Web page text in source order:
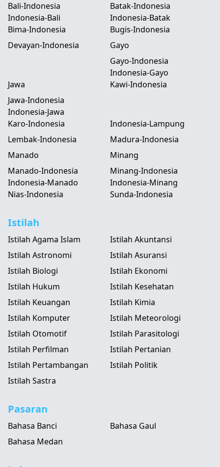
Bali-Indonesia
Indonesia-Bali
Batak-Indonesia
Indonesia-Batak
Bima-Indonesia
Bugis-Indonesia
Devayan-Indonesia
Gayo
Gayo-Indonesia
Indonesia-Gayo
Jawa
Jawa-Indonesia
Indonesia-Jawa
Kawi-Indonesia
Karo-Indonesia
Indonesia-Lampung
Lembak-Indonesia
Madura-Indonesia
Manado
Manado-Indonesia
Indonesia-Manado
Minang
Minang-Indonesia
Indonesia-Minang
Nias-Indonesia
Sunda-Indonesia
Istilah
Istilah Agama Islam
Istilah Akuntansi
Istilah Astronomi
Istilah Asuransi
Istilah Biologi
Istilah Ekonomi
Istilah Hukum
Istilah Kesehatan
Istilah Keuangan
Istilah Kimia
Istilah Komputer
Istilah Meteorologi
Istilah Otomotif
Istilah Parasitologi
Istilah Perfilman
Istilah Pertanian
Istilah Pertambangan
Istilah Politik
Istilah Sastra
Pasaran
Bahasa Banci
Bahasa Gaul
Bahasa Medan